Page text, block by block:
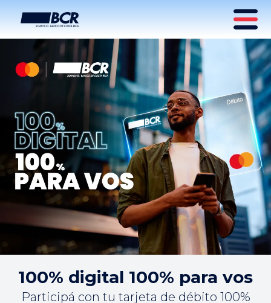
100% digital 100% para vos
Participá con tu tarjeta de débito 100%